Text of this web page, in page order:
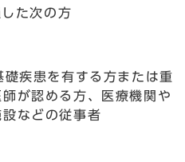
た次の方
疾患を有する方または重
が認める方、医療機関や
などの従事者